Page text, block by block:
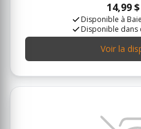
14,99 $
Disponible à
Disponible dans
Voir la